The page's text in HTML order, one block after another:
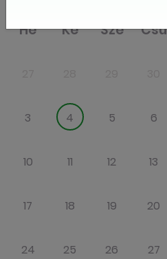
Hé Ke Sze Csü
3 4 5 6
10 11 12 13
17 18 19 20
24 25 26 27